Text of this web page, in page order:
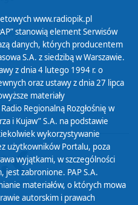
www.radiopik.pl
stanowią element Serwisów
danych, których producentem
S.A. z siedzibą w Warszawie.
z dnia 4 lutego 1994 r. o
oraz ustawy z dnia 27 lipca
materiały
Regionalną Rozgłośnię w
i Kujaw” S.A. na podstawie
wykorzystywanie
użytkowników Portalu, poza
wyjątkami, w szczególności
zabronione. PAP S.A.
materiałów, o których mowa
autorskim i prawach